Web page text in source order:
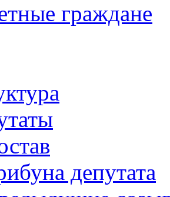
граждане
депутата